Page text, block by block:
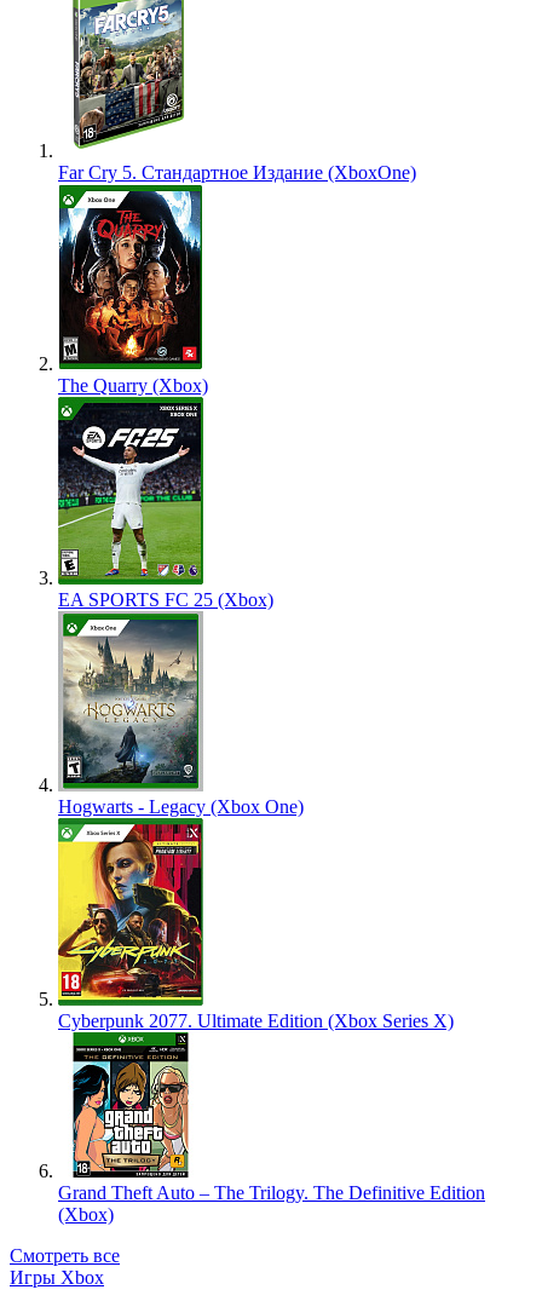
Far Cry 5. Стандартное Издание (XboxOne)
The Quarry (Xbox)
EA SPORTS FC 25 (Xbox)
Hogwarts - Legacy (Xbox One)
Cyberpunk 2077. Ultimate Edition (Xbox Series X)
Grand Theft Auto – The Trilogy. The Definitive Edition
(Xbox)
Смотреть все
Игры Xbox